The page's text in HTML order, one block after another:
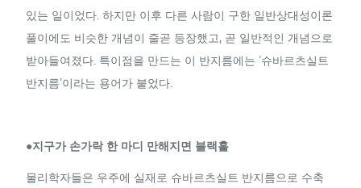
있는 일이었다. 하지만 이후 다른 사람이 구한 일반상대성이론
풀이에도 비슷한 개념이 줄곧 등장했고, 곧 일반적인 개념으로
받아들여졌다. 특이점을 만드는 이 반지름에는 ‘슈바르츠실트
반지름’이라는 용어가 붙었다.
●지구가 손가락 한 마디 만해지면 블랙홀
물리학자들은 우주에 실재로 슈바르츠실트 반지름으로 수축